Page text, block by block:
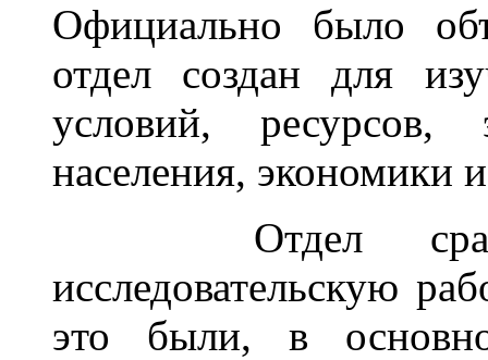
Официально было
отдел создан для
условий, ресурсов,
населения, экономики
Отдел сразу
исследовательскую
это были, в